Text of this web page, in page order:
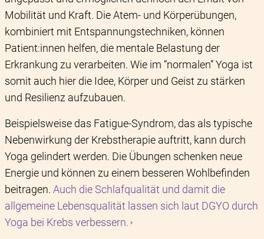
Mobilität und Kraft. Die Atem- und Körperübungen,
kombiniert mit Entspannungstechniken, können
Patient:innen helfen, die mentale Belastung der
Erkrankung zu verarbeiten. Wie im “normalen” Yoga ist
somit auch hier die Idee, Körper und Geist zu stärken
und Resilienz aufzubauen.
Beispielsweise das Fatigue-Syndrom, das als typische
Nebenwirkung der Krebstherapie auftritt, kann durch
Yoga gelindert werden. Die Übungen schenken neue
Energie und können zu einem besseren Wohlbefinden
beitragen. Auch die Schlafqualität und damit die
allgemeine Lebensqualität lassen sich laut DGYO durch
Yoga bei Krebs verbessern.